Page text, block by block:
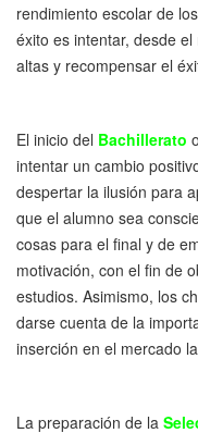
rendimiento escolar de
éxito es intentar, desde
altas y recompensar el
El inicio del Bachillerato
intentar un cambio
despertar la ilusión para
que el alumno sea
cosas para el final y de
motivación, con el fin de
estudios. Asimismo, los
darse cuenta de la
inserción en el mercado
La preparación de la